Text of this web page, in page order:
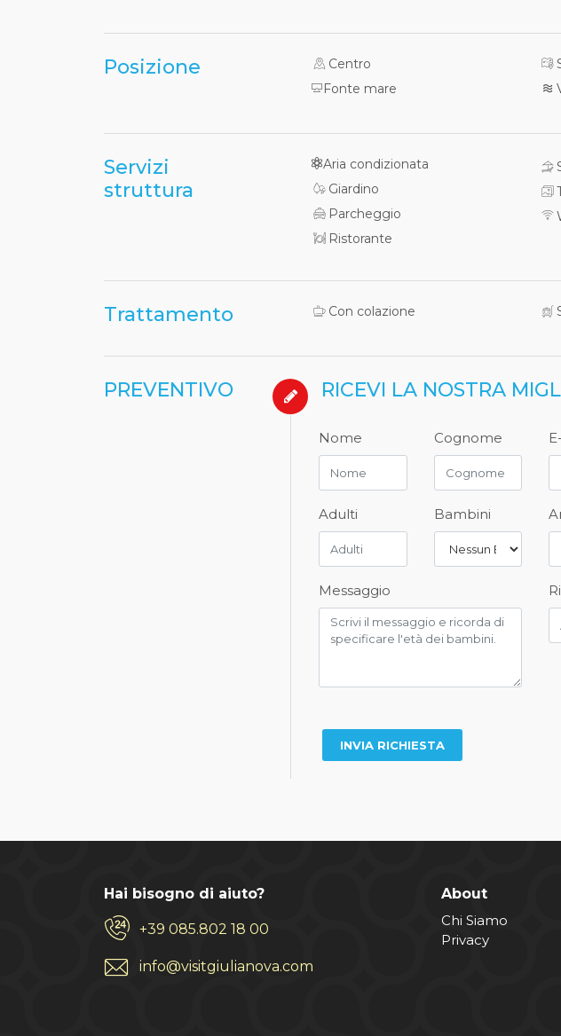
Posizione
Centro
Fonte mare
Servizi
struttura
Aria condizionata
Giardino
Parcheggio
Ristorante
Trattamento Con colazione
PREVENTIVO RICEVI LA NOSTRA
Nome Cognome
Adulti Bambini
Messaggio
Hai bisogno di aiuto?
+39 085.802 18 00
info@visitgiulianova.com
About
Chi Siamo
Privacy